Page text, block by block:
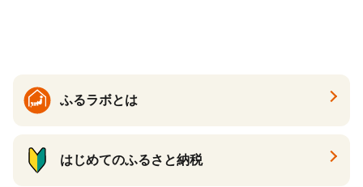
ふるラボとは
はじめてのふるさと納税